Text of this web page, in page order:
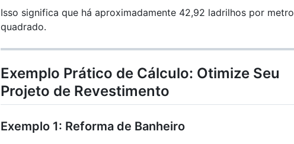
Isso significa que há aproximadamente 42,92 ladrilhos por metro
quadrado.
Exemplo Prático de Cálculo: Otimize Seu
Projeto de Revestimento
Exemplo 1: Reforma de Banheiro